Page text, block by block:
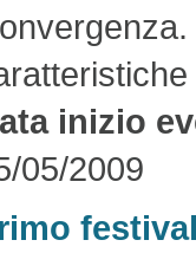
inizio
05/2009